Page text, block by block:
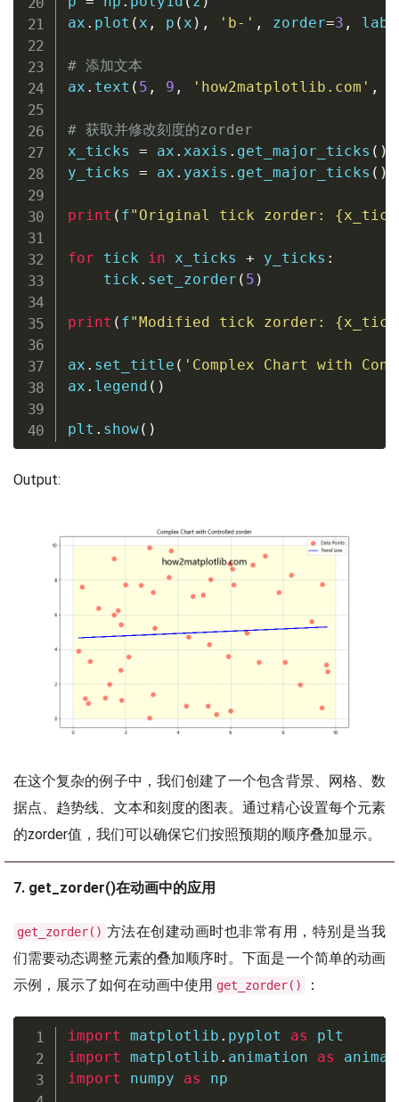
ax . plot ( x , p ( x ) , 'b-' , zorder=3 ,
# 添加文本
ax . text ( 5 , 9 , 'how2matplotlib.com' ,
# 获取并修改刻度的zorder
x_ticks = ax . xaxis . get_major_ticks ( )
y_ticks = ax . yaxis . get_major_ticks ( )
print ( f"Original tick zorder: {
for tick in x_ticks + y_ticks :
    tick
. set_zorder ( 5 )
print ( f"Modified tick zorder: {
ax . set_title ( 'Complex Chart with
ax . legend ( )
plt . show( )
Output:
在这个复杂的例子中，我们创建了一个包含背景、网格、数
据点、趋势线、文本和刻度的图表。通过精心设置每个元素
的zorder值，我们可以确保它们按照预期的顺序叠加显示。
7. get_zorder()在动画中的应用
get_zorder() 方法在创建动画时也非常有用，特别是当我
们需要动态调整元素的叠加顺序时。下面是一个简单的动画
示例，展示了如何在动画中使用 get_zorder() ：
import matplotlib . pyplot as
import matplotlib . animation as
import numpy as np